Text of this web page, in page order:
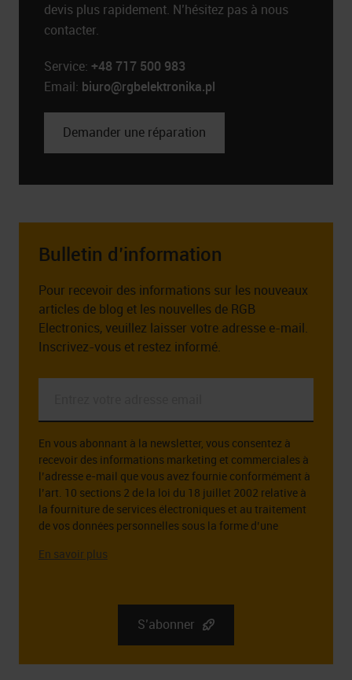
devis plus rapidement. N’hésitez pas à nous
contacter.
Service: +48 717 500 983
Email: biuro@rgbelektronika.pl
Demander une réparation
Bulletin d’information
Pour recevoir des informations sur les nouveaux
articles de blog et les nouvelles de RGB
Electronics, veuillez laisser votre adresse e-mail.
Inscrivez-vous et restez informé.
adresse
email
*
En vous abonnant à la newsletter, vous consentez à
recevoir des informations marketing et commerciales à
l’adresse e-mail que vous avez fournie conformément à
l’art. 10 sections 2 de la loi du 18 juillet 2002 relative à
la fourniture de services électroniques et au traitement
de vos données personnelles sous la forme d’une
Sp. k., st. Dlugosza 2-6, 51 – 162 Wrocław. Des
informations complètes sur l’administrateur de vos
S’abonner